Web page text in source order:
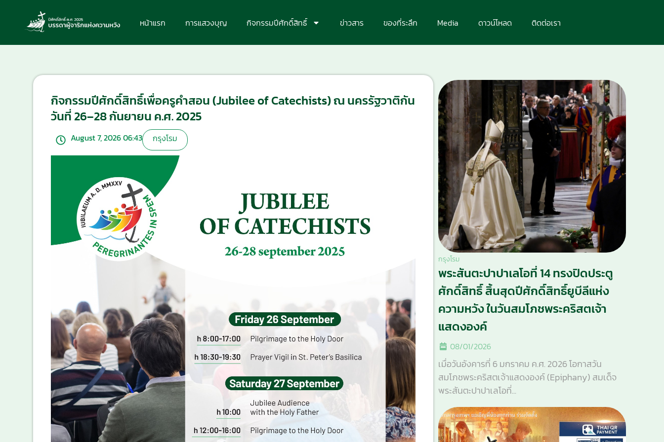
หน้าแรก การแสวงบุญ กิจกรรมปีศักดิ์สิทธิ์ ข่าวสาร ของที่ระลึก Media ดาวน์โหลด ติดต่อเรา
กิจกรรมปีศักดิ์สิทธิ์เพื่อครูคำสอน (Jubilee of Catechists) ณ นครรัฐวาติกัน
วันที่ 26–28 กันยายน ค.ศ. 2025
August 7, 2026 06:43 กรุงโรม
กรุงโรม
พระสันตะปาปาเลโอที่ 14 ทรงปิดประตู
ศักดิ์สิทธิ์ สิ้นสุดปีศักดิ์สิทธิ์ยูบีลีแห่ง
ความหวัง ในวันสมโภชพระคริสตเจ้า
แสดงองค์
08/01/2026
เมื่อวันอังคารที่ 6 มกราคม ค.ศ. 2026 โอกาสวัน
สมโภชพระคริสตเจ้าแสดงองค์ (Epiphany) สมเด็จ
พระสันตะปาปาเลโอที่...